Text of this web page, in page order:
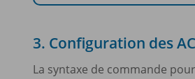
3. Configuration des
La syntaxe de commande